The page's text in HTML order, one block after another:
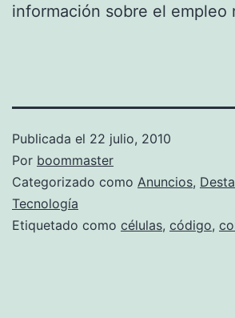
información sobre el empleo
Publicada el 22 julio, 2010
Por boommaster
Categorizado como Anuncios,
Tecnología
Etiquetado como células, código,